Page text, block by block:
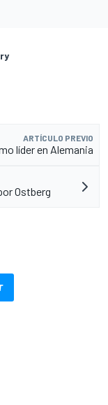
ARTÍCULO PREVIO
líder en Alemania
Ostberg